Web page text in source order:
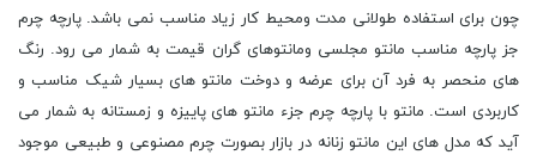
چون برای استفاده طولانی مدت ومحیط کار زیاد مناسب نمی باشد. پارچه چرم
جز پارچه مناسب مانتو مجلسی ومانتوهای گران قیمت به شمار می رود. رنگ
های منحصر به فرد آن برای عرضه و دوخت مانتو های بسیار شیک مناسب و
کاربردی است. مانتو با پارچه چرم جزء مانتو های پاییزه و زمستانه به شمار می
آید که مدل های این مانتو زنانه در بازار بصورت چرم مصنوعی و طبیعی موجود